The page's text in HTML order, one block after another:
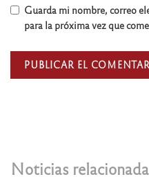
Noticias
Guarda mi nombre, correo
para la próxima vez que